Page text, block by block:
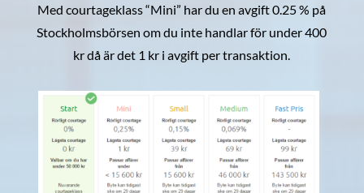
Med courtageklass “Mini” har du en avgift 0.25 % på
Stockholmsbörsen om du inte handlar för under 400
kr då är det 1 kr i avgift per transaktion.